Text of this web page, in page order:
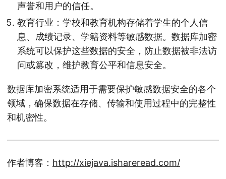
声誉和用户的信任。
教育行业：学校和教育机构存储着学生的个人信
息、成绩记录、学籍资料等敏感数据。数据库加密
系统可以保护这些数据的安全，防止数据被非法访
问或篡改，维护教育公平和信息安全。
数据库加密系统适用于需要保护敏感数据安全的各个
领域，确保数据在存储、传输和使用过程中的完整性
和机密性。
作者博客： http://xiejava.ishareread.com/